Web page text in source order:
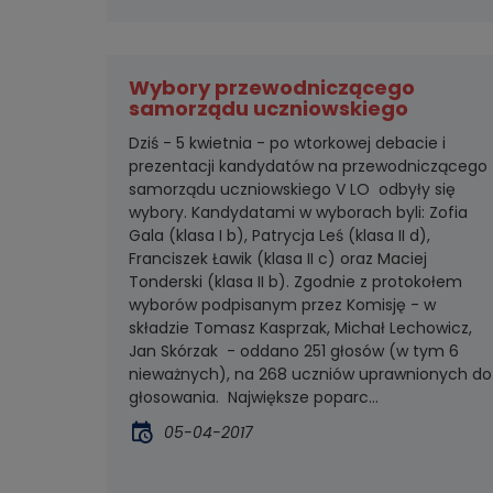
Wybory przewodniczącego
samorządu uczniowskiego
Dziś - 5 kwietnia - po wtorkowej debacie i
prezentacji kandydatów na przewodniczącego
samorządu uczniowskiego V LO odbyły się
wybory. Kandydatami w wyborach byli: Zofia
Gala (klasa I b), Patrycja Leś (klasa II d),
Franciszek Ławik (klasa II c) oraz Maciej
Tonderski (klasa II b). Zgodnie z protokołem
wyborów podpisanym przez Komisję - w
składzie Tomasz Kasprzak, Michał Lechowicz,
Jan Skórzak - oddano 251 głosów (w tym 6
nieważnych), na 268 uczniów uprawnionych do
głosowania. Największe poparc...
05-04-2017